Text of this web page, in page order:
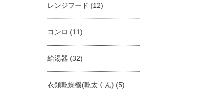
レンジフード (12)
コンロ (11)
給湯器 (32)
衣類乾燥機(乾太くん) (5)